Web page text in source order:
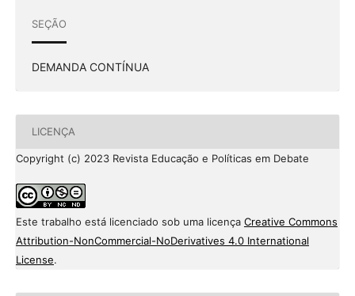
SEÇÃO
DEMANDA CONTÍNUA
LICENÇA
Copyright (c) 2023 Revista Educação e Políticas em Debate
Este trabalho está licenciado sob uma licença Creative Commons
Attribution-NonCommercial-NoDerivatives 4.0 International
License.